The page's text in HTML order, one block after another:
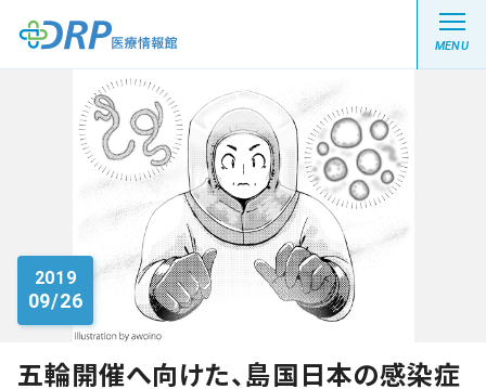
MENU
最新の注目記事
栄養健康レシピ
医療系学生記事
健康川柳
2019
09/26
五輪開催へ向けた、島国日本の感染症